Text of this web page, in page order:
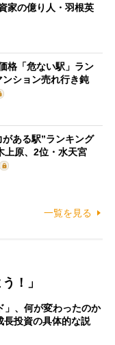
家の億り人・羽根英
格「危ない駅」ラン
ンション売れ行き鈍
がある駅”ランキング
上原、2位・水天宮
一覧を見る
！」
」、何が変わったのか
投資の具体的な説